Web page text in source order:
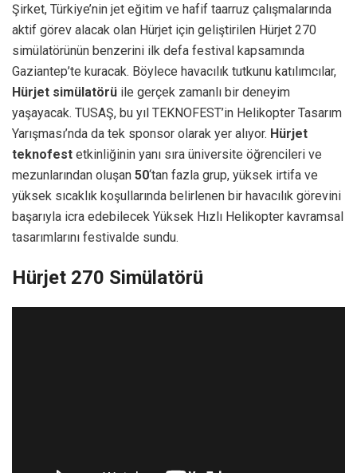
Şirket, Türkiye’nin jet eğitim ve hafif taarruz çalışmalarında
aktif görev alacak olan Hürjet için geliştirilen Hürjet 270
simülatörünün benzerini ilk defa festival kapsamında
Gaziantep’te kuracak. Böylece havacılık tutkunu katılımcılar,
Hürjet simülatörü ile gerçek zamanlı bir deneyim
yaşayacak. TUSAŞ, bu yıl TEKNOFEST’in Helikopter Tasarım
Yarışması’nda da tek sponsor olarak yer alıyor. Hürjet
teknofest etkinliğinin yanı sıra üniversite öğrencileri ve
mezunlarından oluşan 50‘tan fazla grup, yüksek irtifa ve
yüksek sıcaklık koşullarında belirlenen bir havacılık görevini
başarıyla icra edebilecek Yüksek Hızlı Helikopter kavramsal
tasarımlarını festivalde sundu.
Hürjet 270 Simülatörü